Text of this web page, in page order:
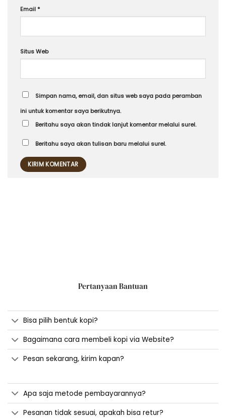
Email*
Situs Web
Simpan nama, email, dan situs web saya pada peramban
ini untuk komentar saya berikutnya.
Beritahu saya akan tindak lanjut komentar melalui surel.
Beritahu saya akan tulisan baru melalui surel.
Pertanyaan Bantuan
Bisa pilih bentuk kopi?
Bagaimana cara membeli kopi via Website?
Pesan sekarang, kirim kapan?
Apa saja metode pembayarannya?
Pesanan tidak sesuai, apakah bisa retur?